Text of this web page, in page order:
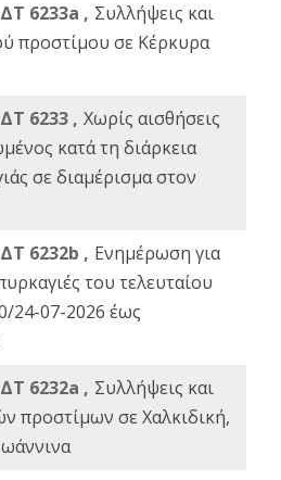
6233a , Συλλήψεις και
προστίμου σε Κέρκυρα
6233 , Χωρίς αισθήσεις
κατά τη διάρκεια
σε διαμέρισμα στον
6232b , Ενημέρωση για
του τελευταίου
24-07-2026 έως
6232a , Συλλήψεις και
προστίμων σε Χαλκιδική,